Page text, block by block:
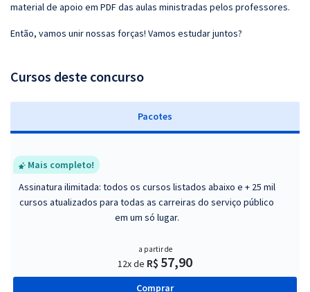
material de apoio em PDF das aulas ministradas pelos professores.
Então, vamos unir nossas forças! Vamos estudar juntos?
Cursos deste concurso
Pacotes
Mais completo!
Assinatura ilimitada: todos os cursos listados abaixo e + 25 mil
cursos atualizados para todas as carreiras do serviço público
em um só lugar.
a partir de
12x de R$ 57,90
Comprar